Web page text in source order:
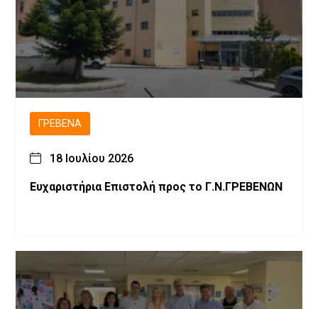
ΓΡΕΒΕΝΆ
18 Ιουλίου 2026
Ευχαριστήρια Επιστολή προς το Γ.Ν.ΓΡΕΒΕΝΩΝ